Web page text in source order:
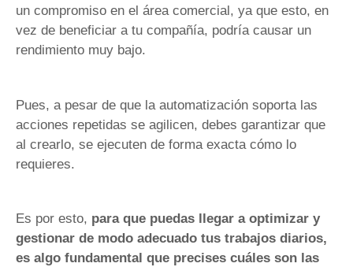
un compromiso en el área comercial, ya que esto, en
vez de beneficiar a tu compañía, podría causar un
rendimiento muy bajo.
Pues, a pesar de que la automatización soporta las
acciones repetidas se agilicen, debes garantizar que
al crearlo, se ejecuten de forma exacta cómo lo
requieres.
Es por esto, para que puedas llegar a optimizar y
gestionar de modo adecuado tus trabajos diarios,
es algo fundamental que precises cuáles son las